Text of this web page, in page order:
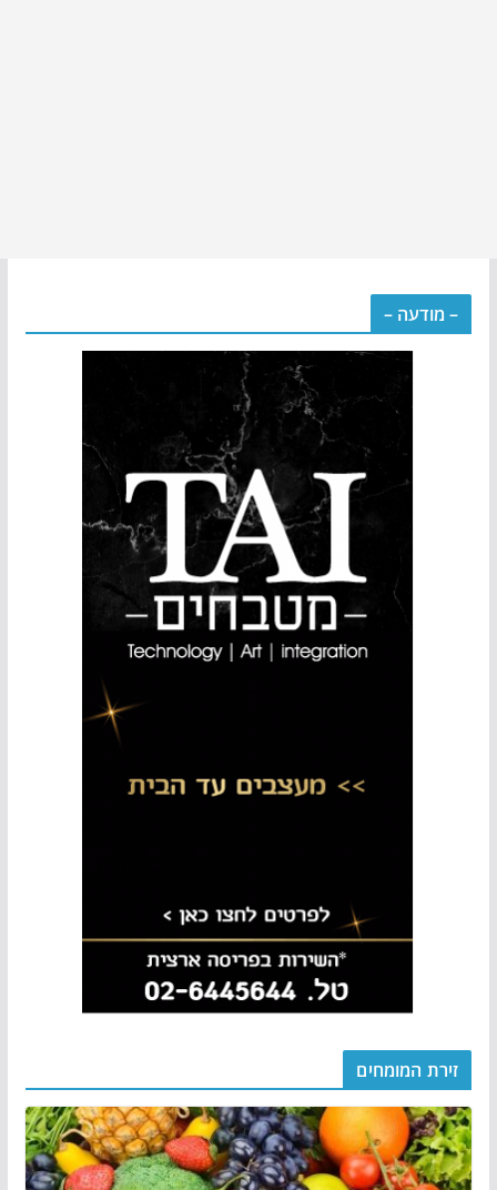
– מודעה –
זירת המומחים